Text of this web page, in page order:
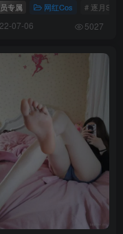
专属 网红Cos # 逐月Su
07-06 5027